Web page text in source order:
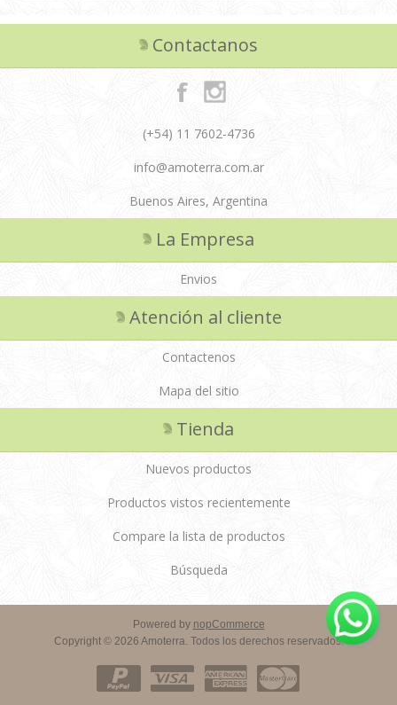
Contactanos
(+54) 11 7602-4736
info@amoterra.com.ar
Buenos Aires, Argentina
La Empresa
Envios
Atención al cliente
Contactenos
Mapa del sitio
Tienda
Nuevos productos
Productos vistos recientemente
Compare la lista de productos
Búsqueda
Powered by nopCommerce
Copyright © 2026 Amoterra. Todos los derechos reservados.